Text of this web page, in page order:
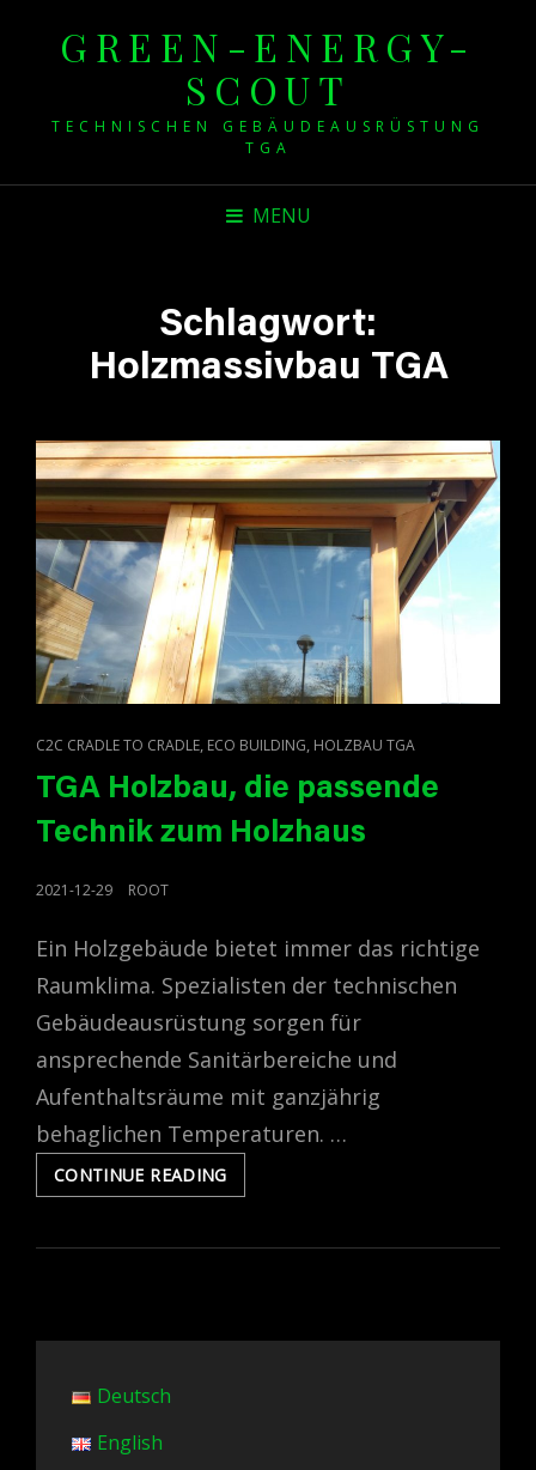
GREEN-ENERGY-
SCOUT
TECHNISCHEN GEBÄUDEAUSRÜSTUNG
TGA
MENU
Schlagwort:
Holzmassivbau TGA
CAT
LINKS
C2C CRADLE TO CRADLE, ECO BUILDING, HOLZBAU TGA
TGA Holzbau, die passende
Technik zum Holzhaus
POSTED
2021-12-29 ROOT
Ein Holzgebäude bietet immer das richtige
Raumklima. Spezialisten der technischen
Gebäudeausrüstung sorgen für
ansprechende Sanitärbereiche und
Aufenthaltsräume mit ganzjährig
behaglichen Temperaturen. …
CONTINUE READINGTGA
HOLZBAU,
PASSENDE
Deutsch
English